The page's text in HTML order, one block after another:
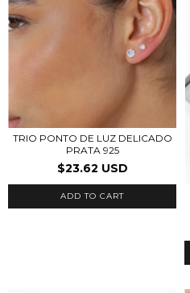
TRIO PONTO DE LUZ DELICADO
PRATA 925
$23.62 USD